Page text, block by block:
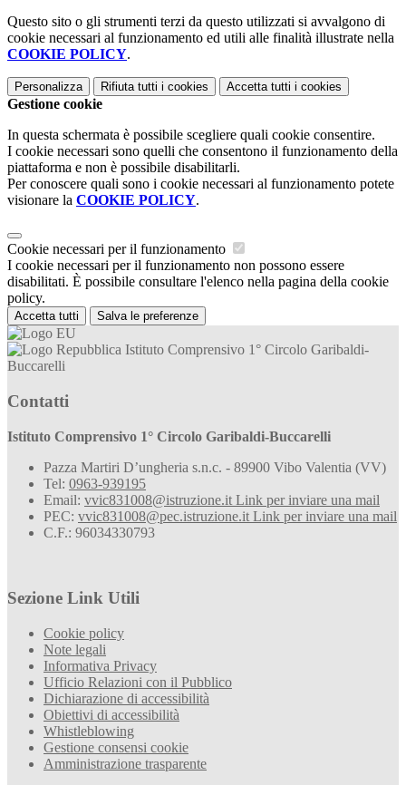
Questo sito o gli strumenti terzi da questo utilizzati si avvalgono di
cookie necessari al funzionamento ed utili alle finalità illustrate nella
COOKIE POLICY.
Personalizza Rifiuta tutti i cookies Accetta tutti i cookies
Gestione cookie
In questa schermata è possibile scegliere quali cookie consentire.
I cookie necessari sono quelli che consentono il funzionamento della
piattaforma e non è possibile disabilitarli.
Per conoscere quali sono i cookie necessari al funzionamento potete
visionare la COOKIE POLICY.
Cookie necessari per il funzionamento
I cookie necessari per il funzionamento non possono essere
disabilitati. È possibile consultare l'elenco nella pagina della cookie
policy.
Accetta tutti Salva le preferenze
Istituto Comprensivo 1° Circolo Garibaldi-
Buccarelli
Contatti
Istituto Comprensivo 1° Circolo Garibaldi-Buccarelli
Pazza Martiri D’ungheria s.n.c. - 89900 Vibo Valentia (VV)
Tel: 0963-939195
Email: vvic831008@istruzione.it Link per inviare una mail
PEC: vvic831008@pec.istruzione.it Link per inviare una mail
C.F.: 96034330793
Sezione Link Utili
Cookie policy
Note legali
Informativa Privacy
Ufficio Relazioni con il Pubblico
Dichiarazione di accessibilità
Obiettivi di accessibilità
Whistleblowing
Gestione consensi cookie
Amministrazione trasparente